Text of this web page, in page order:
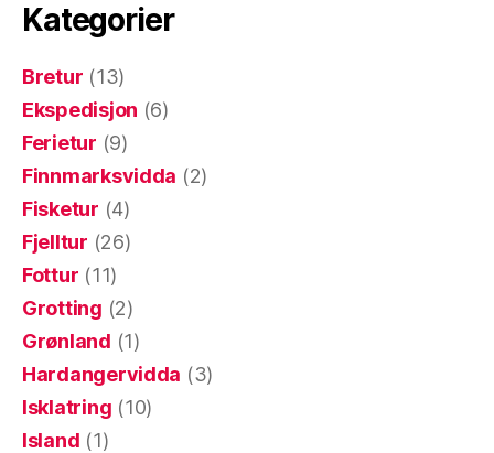
Kategorier
Bretur (13)
Ekspedisjon (6)
Ferietur (9)
Finnmarksvidda (2)
Fisketur (4)
Fjelltur (26)
Fottur (11)
Grotting (2)
Grønland (1)
Hardangervidda (3)
Isklatring (10)
Island (1)